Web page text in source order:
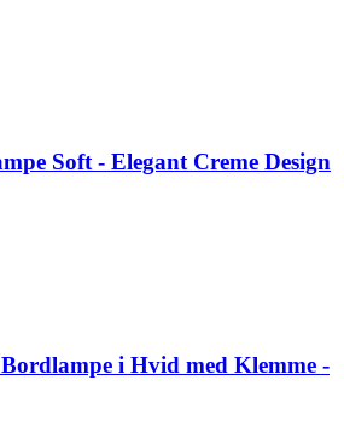
Soft - Elegant Creme Design
i Hvid med Klemme -